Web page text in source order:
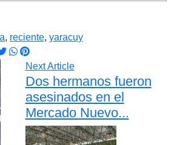
, reciente, yaracuy
Next Article
Dos hermanos fueron
asesinados en el
Mercado Nuevo...